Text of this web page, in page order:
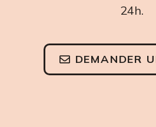
24h.
DEMANDER